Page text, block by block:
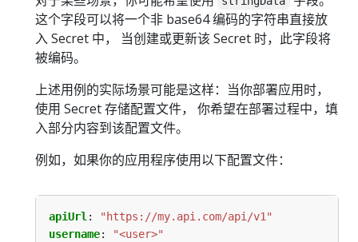
这个字段可以将一个非 base64 编码的字符串直接放
入 Secret 中， 当创建或更新该 Secret 时，此字段将
被编码。
上述用例的实际场景可能是这样：当你部署应用时，
使用 Secret 存储配置文件， 你希望在部署过程中，填
入部分内容到该配置文件。
例如，如果你的应用程序使用以下配置文件：
apiUrl :
"https://my.api.com/api/v1"
username:
"<user>"